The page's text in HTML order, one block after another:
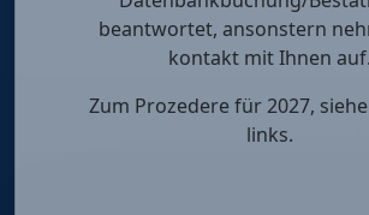
beantwortet, ansonstern
kontakt mit Ihnen auf.
Zum Prozedere für 2027,
links.